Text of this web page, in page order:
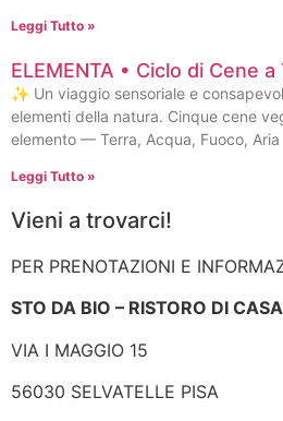
Leggi Tutto »
ELEMENTA • Ciclo di Cene a
✨ Un viaggio sensoriale e
elementi della natura. Cinque cene
elemento — Terra, Acqua, Fuoco, Aria
Leggi Tutto »
Vieni a trovarci!
PER PRENOTAZIONI E
STO DA BIO – RISTORO DI CASA
VIA I MAGGIO 15
56030 SELVATELLE PISA